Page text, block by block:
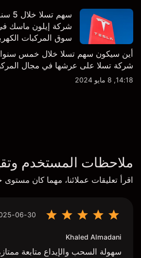
سهم
شركة إيلون ماسك
سوق المركبات
أين سيكون سهم تسلا خلال خمس
شركة تسلا على عرشها في مجال
14:18, 8 مايو 2024
ملاحظات المستخدم
اقرأ تعليقات عملائنا، مهما كان مستوى
06-30
Khaled Almadani
سهولة السحب والإيداع متابعة